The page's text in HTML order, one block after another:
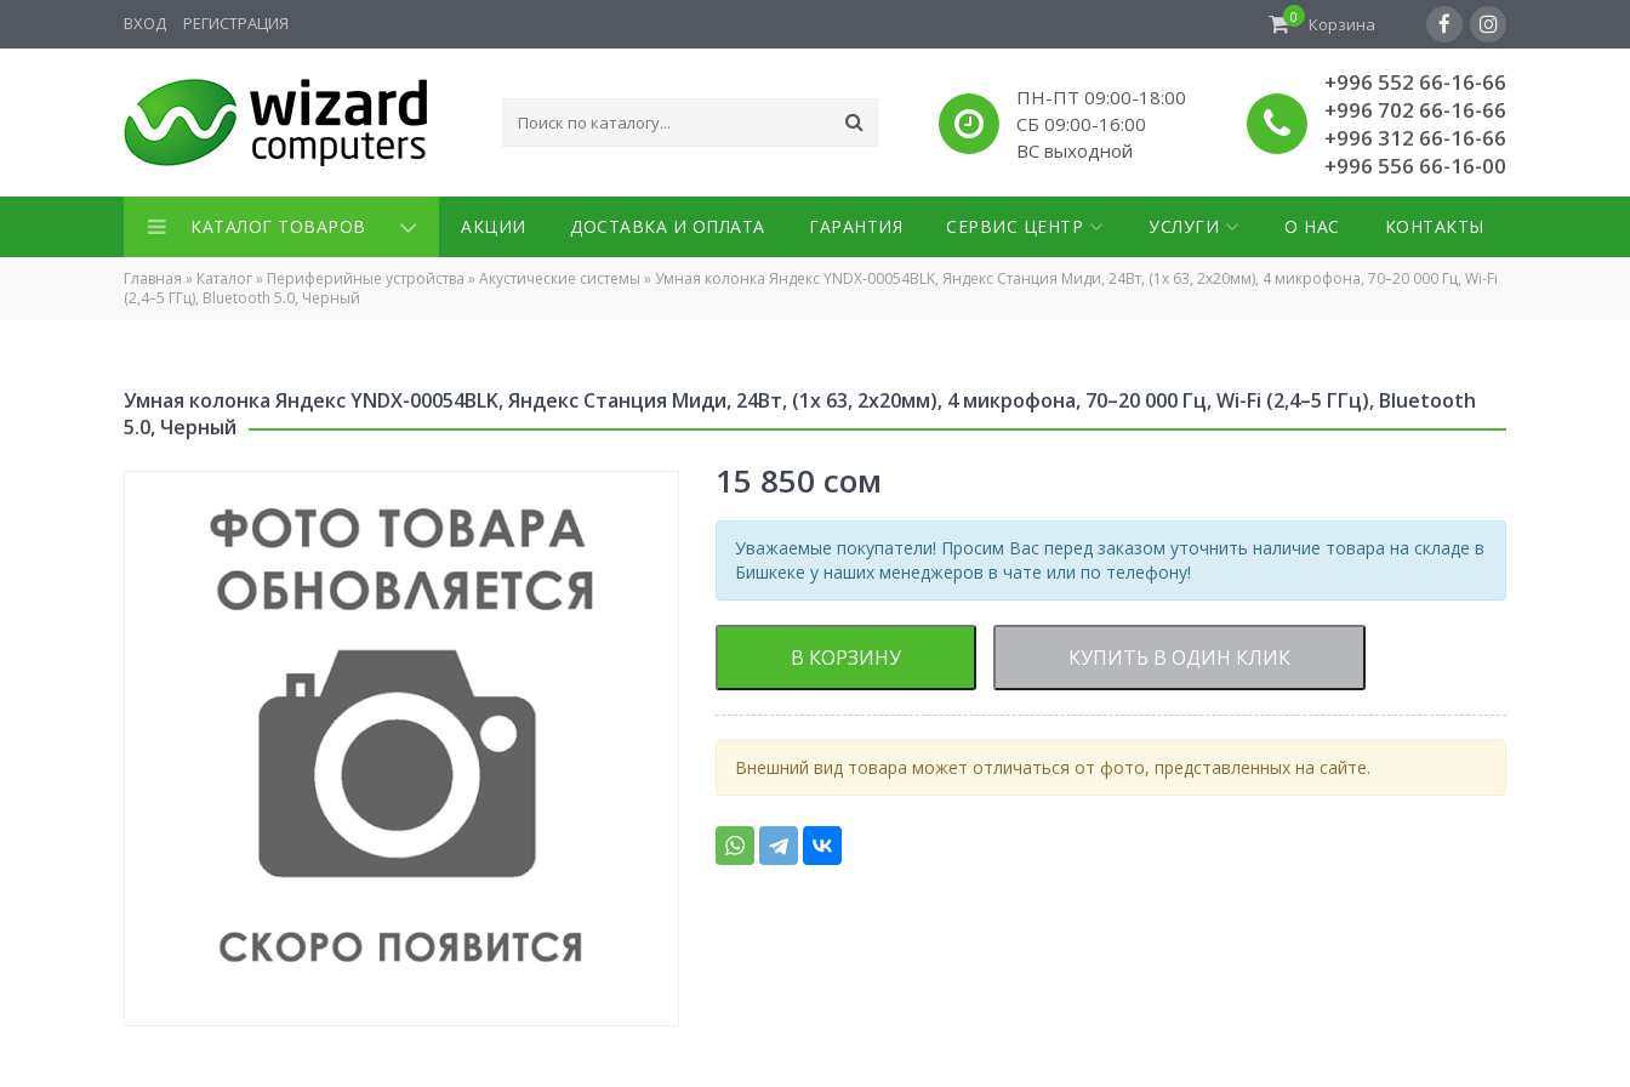
ВХОД РЕГИСТРАЦИЯ 0 Корзина
ПН-ПТ 09:00-18:00
СБ 09:00-16:00
ВС выходной
+996 552 66-16-66
+996 702 66-16-66
+996 312 66-16-66
+996 556 66-16-00
КАТАЛОГ ТОВАРОВ АКЦИИ ДОСТАВКА И ОПЛАТА ГАРАНТИЯ СЕРВИС ЦЕНТР УСЛУГИ О НАС КОНТАКТЫ
Главная » Каталог» Периферийные устройства »Акустические системы » Умная колонка Яндекс YNDX-00054BLK, Яндекс Станция Миди, 24Вт, (1х 63, 2х20мм), 4 микрофона, 70–20 000 Гц, Wi-Fi
(2,4–5 ГГц), Bluetooth 5.0, Черный
Умная колонка Яндекс YNDX-00054BLK, Яндекс Станция Миди, 24Вт, (1х 63, 2х20мм), 4 микрофона, 70–20 000 Гц, Wi-Fi (2,4–5 ГГц), Bluetooth
5.0, Черный
15 850 сом
Уважаемые покупатели! Просим Вас перед заказом уточнить наличие товара на складе в
Бишкеке у наших менеджеров в чате или по телефону!
В КОРЗИНУ КУПИТЬ В ОДИН КЛИК
Внешний вид товара может отличаться от фото, представленных на сайте.